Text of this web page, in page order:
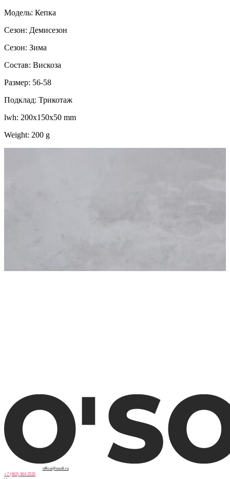
Модель: Кепка
Сезон: Демисезон
Сезон: Зима
Состав: Вискоза
Размер: 56-58
Подклад: Трикотаж
lwh: 200x150x50 mm
Weight: 200 g
office@osofi.ru
+7 (963) 964 2535